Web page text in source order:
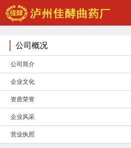
公司概况
公司简介
企业文化
资质荣誉
企业风采
营业执照